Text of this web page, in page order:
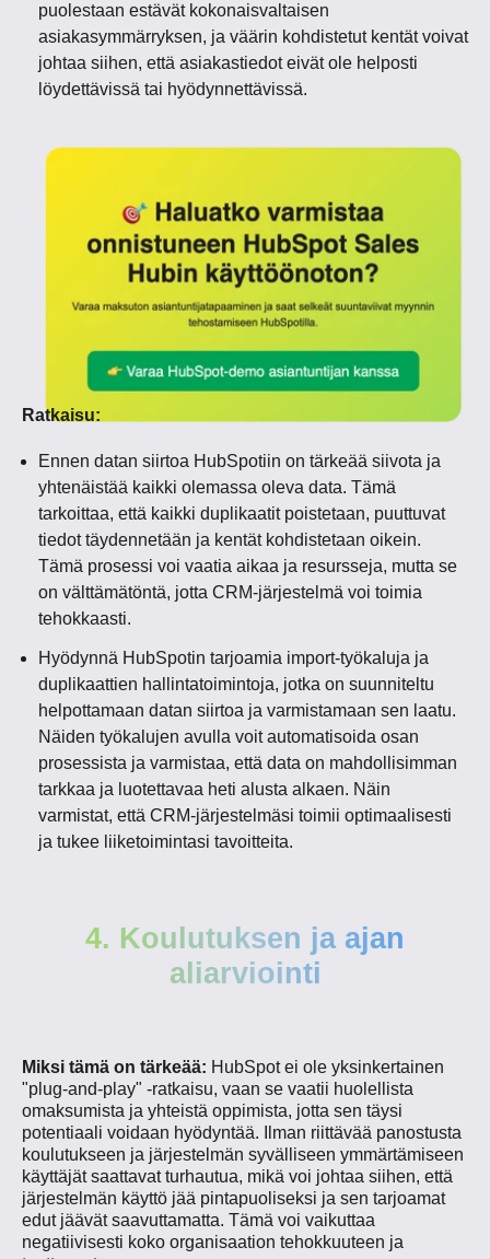
puolestaan estävät kokonaisvaltaisen
asiakasymmärryksen, ja väärin kohdistetut kentät voivat
johtaa siihen, että asiakastiedot eivät ole helposti
löydettävissä tai hyödynnettävissä.
Ratkaisu:
Ennen datan siirtoa HubSpotiin on tärkeää siivota ja
yhtenäistää kaikki olemassa oleva data. Tämä
tarkoittaa, että kaikki duplikaatit poistetaan, puuttuvat
tiedot täydennetään ja kentät kohdistetaan oikein.
Tämä prosessi voi vaatia aikaa ja resursseja, mutta se
on välttämätöntä, jotta CRM-järjestelmä voi toimia
tehokkaasti.
Hyödynnä HubSpotin tarjoamia import-työkaluja ja
duplikaattien hallintatoimintoja, jotka on suunniteltu
helpottamaan datan siirtoa ja varmistamaan sen laatu.
Näiden työkalujen avulla voit automatisoida osan
prosessista ja varmistaa, että data on mahdollisimman
tarkkaa ja luotettavaa heti alusta alkaen. Näin
varmistat, että CRM-järjestelmäsi toimii optimaalisesti
ja tukee liiketoimintasi tavoitteita.
4. Koulutuksen ja ajan
aliarviointi
Miksi tämä on tärkeää: HubSpot ei ole yksinkertainen
"plug-and-play" -ratkaisu, vaan se vaatii huolellista
omaksumista ja yhteistä oppimista, jotta sen täysi
potentiaali voidaan hyödyntää. Ilman riittävää panostusta
koulutukseen ja järjestelmän syvälliseen ymmärtämiseen
käyttäjät saattavat turhautua, mikä voi johtaa siihen, että
järjestelmän käyttö jää pintapuoliseksi ja sen tarjoamat
edut jäävät saavuttamatta. Tämä voi vaikuttaa
negatiivisesti koko organisaation tehokkuuteen ja